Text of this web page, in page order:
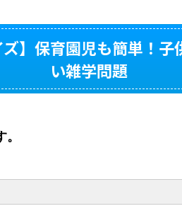
ズ】保育園児も簡単！
い雑学問題